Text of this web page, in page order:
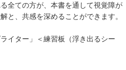
全ての方が、本書を通して視覚障が
と、共感を深めることができます。
イター」＜練習板（浮き出るシー